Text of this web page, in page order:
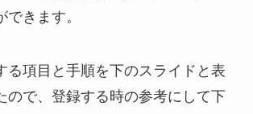
きます。
る項目と手順を下のスライドと表
ので、登録する時の参考にして下